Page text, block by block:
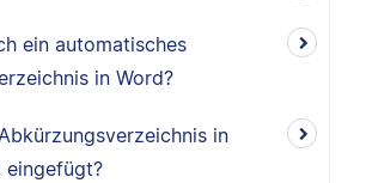
ein automatisches
in Word?
in
eingefügt?